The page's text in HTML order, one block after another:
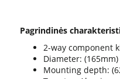
Pagrindinės
2-way component
Diameter: (165mm)
Mounting depth: